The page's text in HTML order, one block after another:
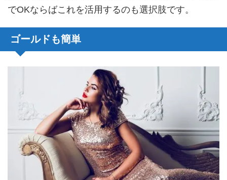
でOKならばこれを活用するのも選択肢です。
ゴールドも簡単